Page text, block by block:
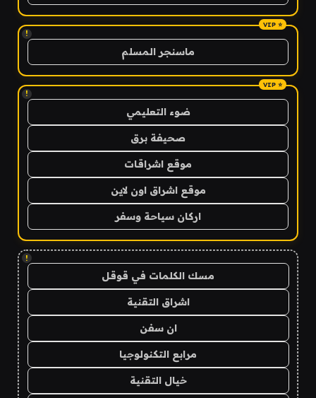
!
ماسنجر المسلم
!
ضوء التعليمي
صحيفة برق
موقع اشراقات
موقع اشراق اون لاين
اركان سياحة وسفر
!
مسك الكلمات في قوقل
اشراق التقنية
ان سفن
مرابع التكنولوجيا
خيال التقنية